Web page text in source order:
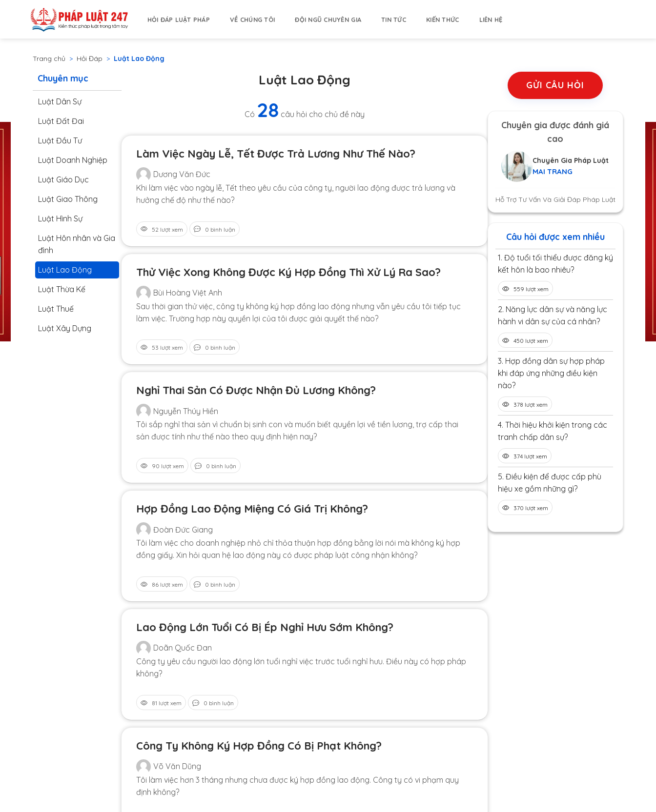
HỎI ĐÁP LUẬT PHÁP VỀ CHÚNG TÔI ĐỘI NGŨ CHUYÊN GIA TIN TỨC KIẾN THỨC LIÊN HỆ
Trang chủ > Hỏi Đáp > Luật Lao Động
Chuyên mục
Luật Dân Sự
Luật Đất Đai
Luật Đầu Tư
Luật Doanh Nghiệp
Luật Giáo Dục
Luật Giao Thông
Luật Hình Sự
Luật Hôn nhân và Gia
đình
Luật Lao Động
Luật Thừa Kế
Luật Thuế
Luật Xây Dựng
Luật Lao Động
Có 28 câu hỏi cho chủ đề này
Làm Việc Ngày Lễ, Tết Được Trả Lương Như Thế Nào?
Dương Văn Đức
Khi làm việc vào ngày lễ, Tết theo yêu cầu của công ty, người lao động được trả lương và
hưởng chế độ như thế nào?
52 lượt xem 0 bình luận
Thử Việc Xong Không Được Ký Hợp Đồng Thì Xử Lý Ra Sao?
Bùi Hoàng Việt Anh
Sau thời gian thử việc, công ty không ký hợp đồng lao động nhưng vẫn yêu cầu tôi tiếp tục
làm việc. Trường hợp này quyền lợi của tôi được giải quyết thế nào?
53 lượt xem 0 bình luận
Nghỉ Thai Sản Có Được Nhận Đủ Lương Không?
Nguyễn Thúy Hiền
Tôi sắp nghỉ thai sản vì chuẩn bị sinh con và muốn biết quyền lợi về tiền lương, trợ cấp thai
sản được tính như thế nào theo quy định hiện nay?
90 lượt xem 0 bình luận
Hợp Đồng Lao Động Miệng Có Giá Trị Không?
Đoàn Đức Giang
Tôi làm việc cho doanh nghiệp nhỏ chỉ thỏa thuận hợp đồng bằng lời nói mà không ký hợp
đồng giấy. Xin hỏi quan hệ lao động này có được pháp luật công nhận không?
86 lượt xem 0 bình luận
Lao Động Lớn Tuổi Có Bị Ép Nghỉ Hưu Sớm Không?
Doãn Quốc Đan
Công ty yêu cầu người lao động lớn tuổi nghỉ việc trước tuổi nghỉ hưu. Điều này có hợp pháp
không?
81 lượt xem 0 bình luận
Công Ty Không Ký Hợp Đồng Có Bị Phạt Không?
Võ Văn Dũng
Tôi làm việc hơn 3 tháng nhưng chưa được ký hợp đồng lao động. Công ty có vi phạm quy
định không?
GỬI CÂU HỎI
Chuyên gia được đánh giá
cao
Chuyên Gia Pháp Luật
MAI TRANG
Hỗ Trợ Tư Vấn Và Giải Đáp Pháp Luật
Câu hỏi được xem nhiều
1. Độ tuổi tối thiểu được đăng ký
kết hôn là bao nhiêu?
559 lượt xem
2. Năng lực dân sự và năng lực
hành vi dân sự của cá nhân?
450 lượt xem
3. Hợp đồng dân sự hợp pháp
khi đáp ứng những điều kiện
nào?
378 lượt xem
4. Thời hiệu khởi kiện trong các
tranh chấp dân sự?
374 lượt xem
5. Điều kiện để được cấp phù
hiệu xe gồm những gì?
370 lượt xem